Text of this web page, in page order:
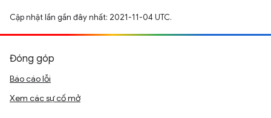
Cập nhật lần gần đây nhất: 2021-11-04 UTC.
Đóng góp
Báo cáo lỗi
Xem các sự cố mở